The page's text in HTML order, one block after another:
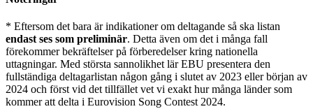
* Eftersom det bara är indikationer om deltagande så ska listan
endast ses som preliminär. Detta även om det i många fall
förekommer bekräftelser på förberedelser kring nationella
uttagningar. Med största sannolikhet lär EBU presentera den
fullständiga deltagarlistan någon gång i slutet av 2023 eller början av
2024 och först vid det tillfället vet vi exakt hur många länder som
kommer att delta i Eurovision Song Contest 2024.